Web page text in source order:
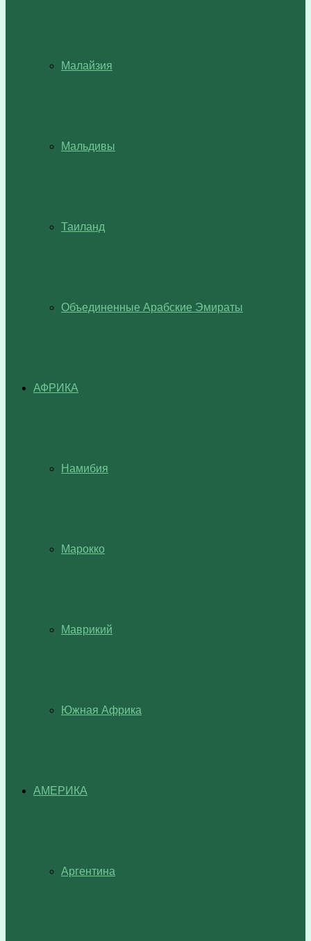
Малайзия
Мальдивы
Таиланд
Объединенные Арабские Эмираты
АФРИКА
Намибия
Марокко
Маврикий
Южная Африка
АМЕРИКА
Аргентина